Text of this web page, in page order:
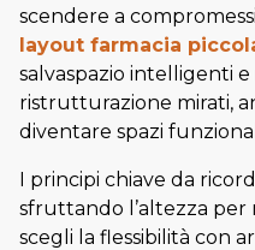
scendere a
layout farmacia
salvaspazio intelligenti
ristrutturazione mirati,
diventare spazi
I principi chiave da
sfruttando l’altezza per
scegli la flessibilità con